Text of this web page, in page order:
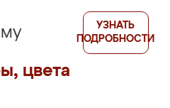
цвета
УЗНАТЬ
ПОДРОБНОСТИ